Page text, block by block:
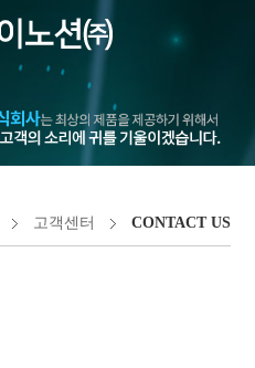
고객센터 CONTACT US